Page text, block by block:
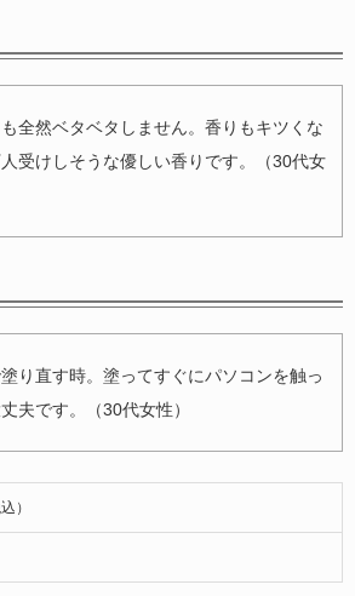
全然ベタベタしません。香りもキツくな
人受けしそうな優しい香りです。（30代女
り直す時。塗ってすぐにパソコンを触っ
夫です。（30代女性）
）